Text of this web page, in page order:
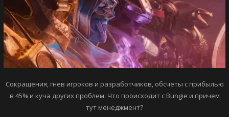
Сокращения, гнев игроков и разработчиков, обсчеты с прибылью
в 45% и куча других проблем. Что происходит с Bungie и причем
тут менеджмент?